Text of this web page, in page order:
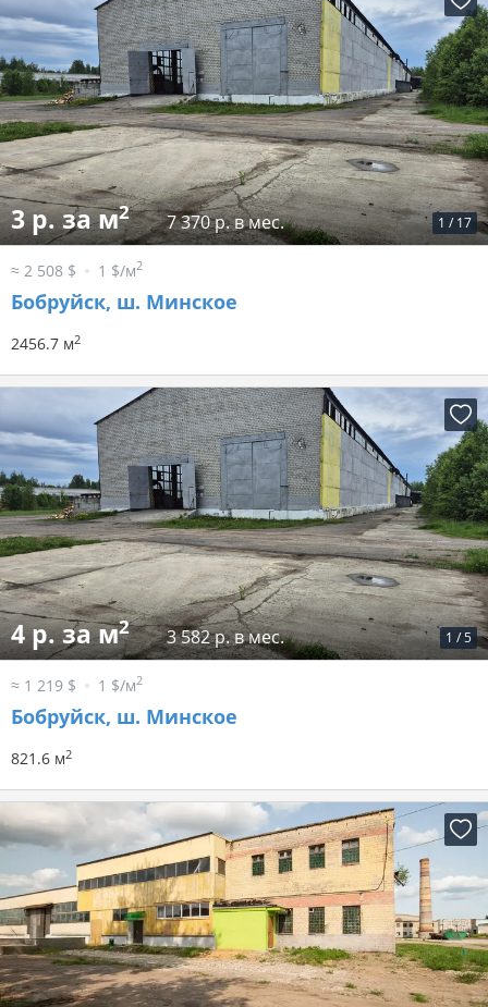
1 / 17
3 р. за м2 7 370 р. в мес.
≈ 2 508 $ 1 $/м2
Бобруйск, ш. Минское
2456.7 м2
1 /5
4 р. за м2 3 582 р. в мес.
≈ 1 219 $ 1 $/м2
Бобруйск, ш. Минское
821.6 м2